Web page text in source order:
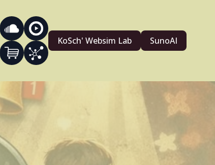
KoSch' Websim Lab SunoAI